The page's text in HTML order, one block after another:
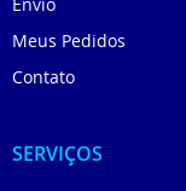
Meus Pedidos
Contato
SERVIÇOS